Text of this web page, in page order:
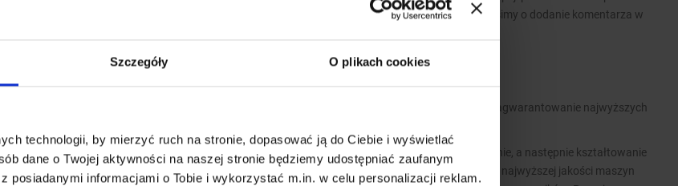
Szczegóły O plikach cookies
technologii, by mierzyć ruch na stronie, dopasować ją do Ciebie i wyświetlać
dane o Twojej aktywności na naszej stronie będziemy udostępniać zaufanym
posiadanymi informacjami o Tobie i wykorzystać m.in. w celu personalizacji reklam.
do koszyka. W przypadku niestandardowych wymagań dotyczących produktu prosimy o dodanie komentarza w
Najwyższa jakość wykonania
Wieloletnie doświadczenie oraz nowoczesny park maszynowy pozwalają nam na zagwarantowanie najwyższych
Całość procesu produkcji od ciecia blachy i profili, poprzez gilotynowanie, wykrawanie, a następnie kształtowanie
materiałów oraz łączenie i finalne wykończenie realizowana jest z pomocą naszych najwyższej jakości maszyn